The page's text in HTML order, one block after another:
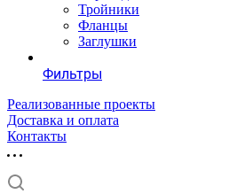
Тройники
Фланцы
Заглушки
Фильтры
Реализованные проекты
Доставка и оплата
Контакты